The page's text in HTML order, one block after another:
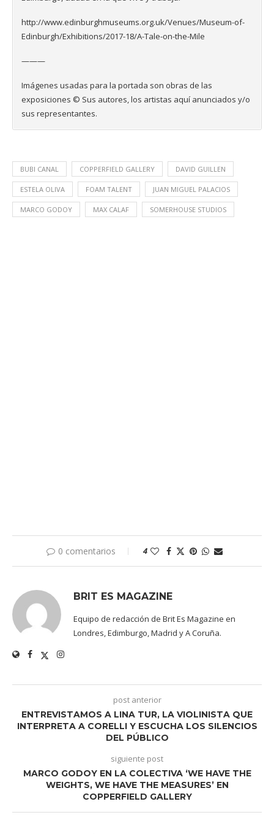
http://www.edinburghmuseums.org.uk/Venues/Museum-of-
Edinburgh/Exhibitions/2017-18/A-Tale-on-the-Mile
———
Imágenes usadas para la portada son obras de las
exposiciones © Sus autores, los artistas aquí anunciados y/o
sus representantes.
BUBI CANAL COPPERFIELD GALLERY DAVID GUILLEN
ESTELA OLIVA FOAM TALENT JUAN MIGUEL PALACIOS
MARCO GODOY MAX CALAF SOMERHOUSE STUDIOS
0 comentarios 4
BRIT ES MAGAZINE
Equipo de redacción de Brit Es Magazine en
Londres, Edimburgo, Madrid y A Coruña.
post anterior
ENTREVISTAMOS A LINA TUR, LA VIOLINISTA QUE
INTERPRETA A CORELLI Y ESCUCHA LOS SILENCIOS
DEL PÚBLICO
siguiente post
MARCO GODOY EN LA COLECTIVA ‘WE HAVE THE
WEIGHTS, WE HAVE THE MEASURES’ EN
COPPERFIELD GALLERY